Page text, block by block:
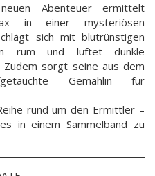
Abenteuer ermittelt
in einer mysteriösen
sich mit blutrünstigen
rum und lüftet dunkle
Zudem sorgt seine aus dem
Gemahlin für
rund um den Ermittler –
in einem Sammelband zu